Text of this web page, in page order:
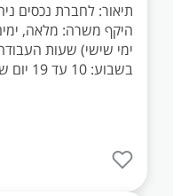
תיאור: לחברת נכסים
היקף משרה: מלאה,
בשבוע: 10 עד 19 יום שישי 08:00-13:00 (אח...